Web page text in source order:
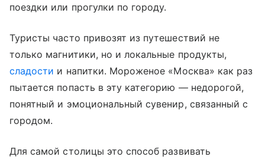
поездки или прогулки по городу.
Туристы часто привозят из путешествий не
только магнитики, но и локальные продукты,
сладости и напитки. Мороженое «Москва» как раз
пытается попасть в эту категорию — недорогой,
понятный и эмоциональный сувенир, связанный с
городом.
Для самой столицы это способ развивать